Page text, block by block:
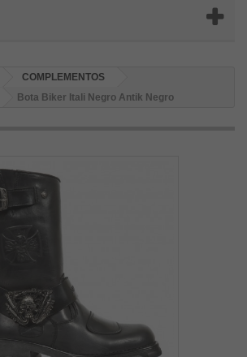
COMPLEMENTOS
Bota Biker Itali Negro Antik Negro